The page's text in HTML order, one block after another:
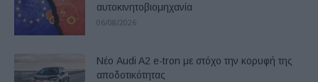
αυτοκινητοβιομηχανία
06/08/2026
Νέο Audi A2 e-tron με στόχο την κορυφή της
αποδοτικότητας